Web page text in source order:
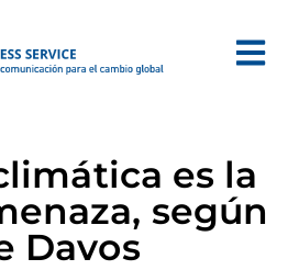
es la
según
Davos